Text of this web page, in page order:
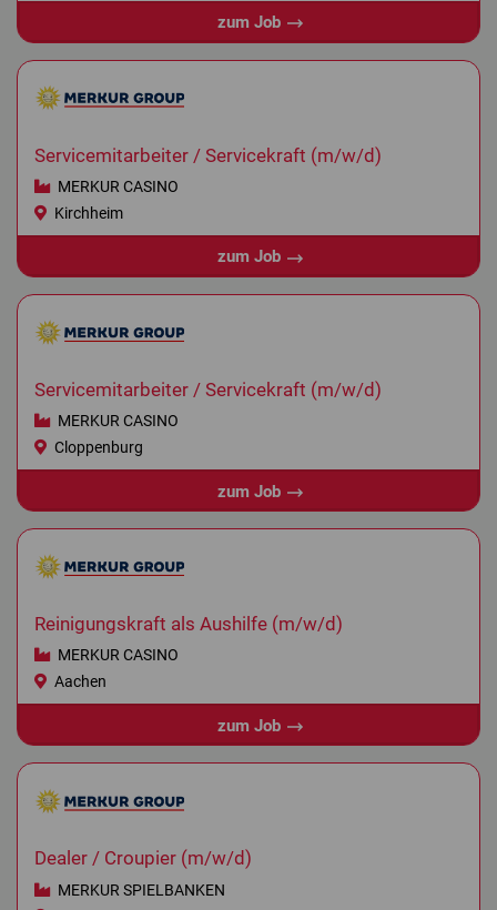
zum Job
Servicemitarbeiter / Servicekraft (m/w/d)
MERKUR CASINO
Kirchheim
zum Job
Servicemitarbeiter / Servicekraft (m/w/d)
MERKUR CASINO
Cloppenburg
zum Job
Reinigungskraft als Aushilfe (m/w/d)
MERKUR CASINO
Aachen
zum Job
Dealer / Croupier (m/w/d)
MERKUR SPIELBANKEN